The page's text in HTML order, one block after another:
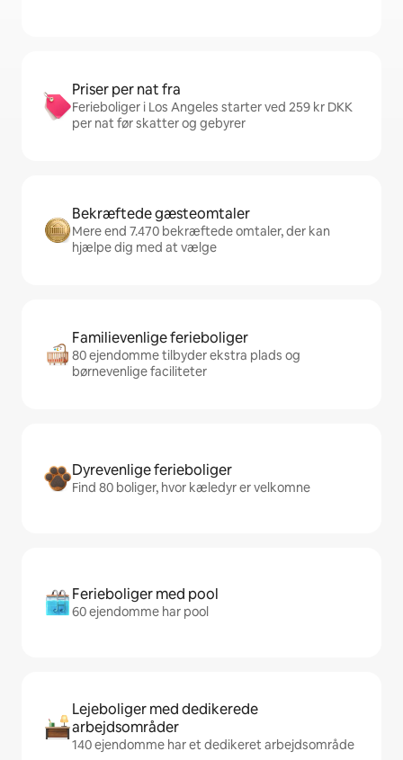
Priser per nat fra
Ferieboliger i Los Angeles starter ved 259 kr DKK
per nat før skatter og gebyrer
Bekræftede gæsteomtaler
Mere end 7.470 bekræftede omtaler, der kan
hjælpe dig med at vælge
Familievenlige ferieboliger
80 ejendomme tilbyder ekstra plads og
børnevenlige faciliteter
Dyrevenlige ferieboliger
Find 80 boliger, hvor kæledyr er velkomne
Ferieboliger med pool
60 ejendomme har pool
Lejeboliger med dedikerede
arbejdsområder
140 ejendomme har et dedikeret arbejdsområde